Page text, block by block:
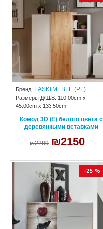
Бренд: LASKI MEBLE (PL)
Размеры Д/Ш/В: 110.00cm x
45.00cm x 133.50cm
Комод 3D (E) белого цвета с
деревянными вставками
₪2289 ₪2150
-25 %